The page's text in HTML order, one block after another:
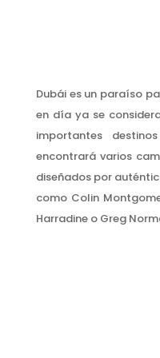
Dubái es un paraíso
en día ya se
importantes
encontrará varios
diseñados por
como Colin
Harradine o Greg